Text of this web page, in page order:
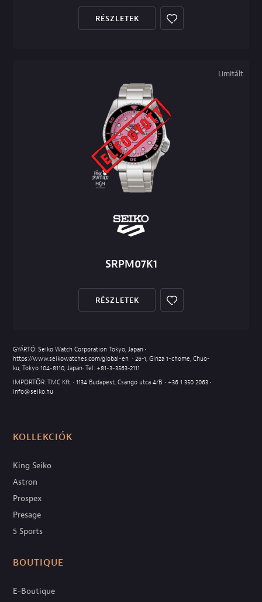
RÉSZLETEK
Limitált
SRPM07K1
RÉSZLETEK
GYÁRTÓ: Seiko Watch Corporation Tokyo, Japan •
https://www.seikowatches.com/global-en • 26-1, Ginza 1-chome, Chuo-
ku, Tokyo 104-8110, Japan• Tel: +81-3-3563-2111
IMPORTŐR: TMC Kft. • 1134 Budapest, Csángó utca 4/B. • +36 1 350 2063 •
info@seiko.hu
KOLLEKCIÓK
King Seiko
Astron
Prospex
Presage
5 Sports
BOUTIQUE
E-Boutique